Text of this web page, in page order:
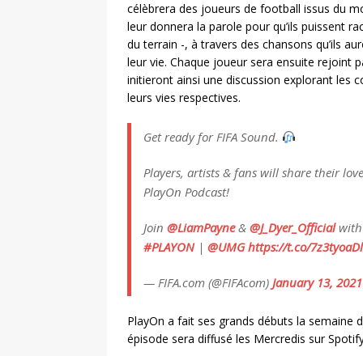
célèbrera des joueurs de football issus du
leur donnera la parole pour qu’ils puissent
du terrain -, à travers des chansons qu’ils
leur vie. Chaque joueur sera ensuite rejoint
initieront ainsi une discussion explorant les
leurs vies respectives.
Get ready for FIFA Sound.
Players, artists & fans will share their
PlayOn Podcast!
Join @LiamPayne& @J_Dyer_Officialwith
#PLAYON| @UMG https://t.co/
— FIFA.com (@FIFAcom) January 13, 2021
PlayOn a fait ses grands débuts la semaine
épisode sera diffusé les Mercredis sur